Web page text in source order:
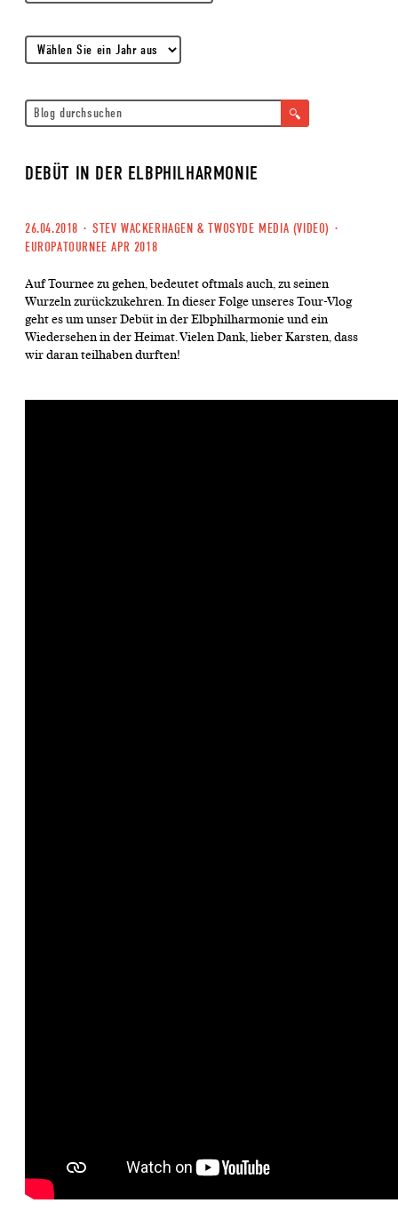
DEBÜT IN DER ELBPHILHARMONIE
26.04.2018 · STEV WACKERHAGEN & TWOSYDE MEDIA (VIDEO) ·
EUROPATOURNEE APR 2018
Auf Tournee zu gehen, bedeutet oftmals auch, zu seinen
Wurzeln zurückzukehren. In dieser Folge unseres Tour-Vlog
geht es um unser Debüt in der Elbphilharmonie und ein
Wiedersehen in der Heimat. Vielen Dank, lieber Karsten, dass
wir daran teilhaben durften!